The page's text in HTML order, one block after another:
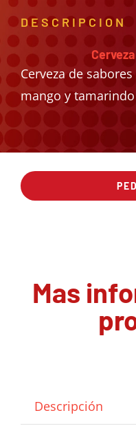
DESCRIPCION
Cerveza de
mango y tamarindo
Mas
Descripción